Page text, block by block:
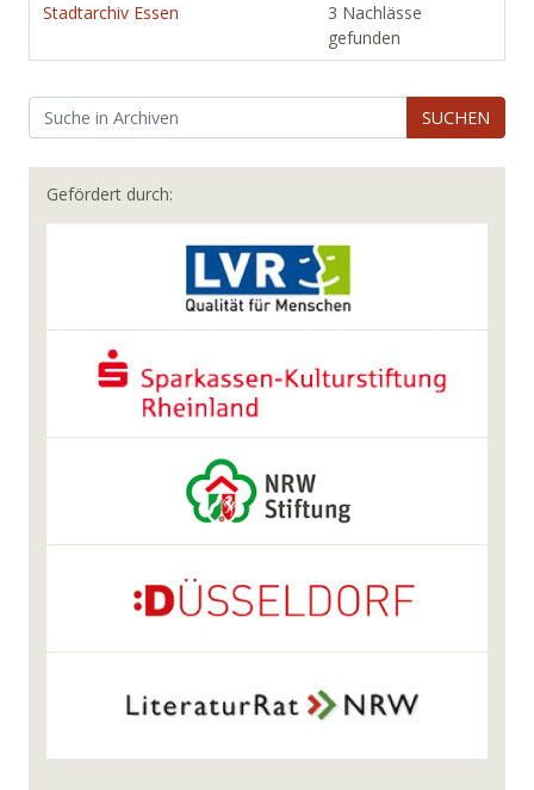
Stadtarchiv Essen
3 Nachlässe
gefunden
SUCHEN
Gefördert durch: